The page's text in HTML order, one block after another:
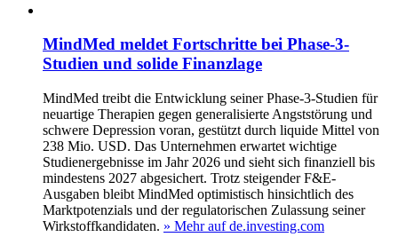
MindMed meldet Fortschritte bei Phase-3-
Studien und solide Finanzlage
MindMed treibt die Entwicklung seiner Phase-3-Studien für
neuartige Therapien gegen generalisierte Angststörung und
schwere Depression voran, gestützt durch liquide Mittel von
238 Mio. USD. Das Unternehmen erwartet wichtige
Studienergebnisse im Jahr 2026 und sieht sich finanziell bis
mindestens 2027 abgesichert. Trotz steigender F&E-
Ausgaben bleibt MindMed optimistisch hinsichtlich des
Marktpotenzials und der regulatorischen Zulassung seiner
Wirkstoffkandidaten. » Mehr auf de.investing.com